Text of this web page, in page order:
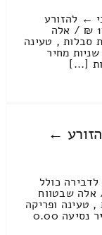
← להזורע
כולל פירוק והרכבה מחיר מחירון: 1727.40 ₪ / אלה
– 1600 ₪ עבודות סבלות , טעינה
ופריקה : 1198.90 ₪ / זמן : 44 דקות 53 שניות מחיר
←
כולל
מחיר מחירון: 1995.37 ₪ / אלה שבטווח
סבלות , טעינה ופריקה
: 1355.47 ₪ / זמן : 1 שעות 13 דקות מחיר נסיעה 0.00